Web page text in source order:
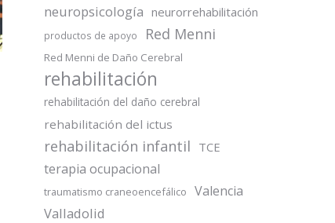
neuropsicología neurorrehabilitación
productos de apoyo Red Menni
Red Menni de Daño Cerebral
rehabilitación
rehabilitación del daño cerebral
rehabilitación del ictus
rehabilitación infantil TCE
terapia ocupacional
traumatismo craneoencefálico Valencia
Valladolid